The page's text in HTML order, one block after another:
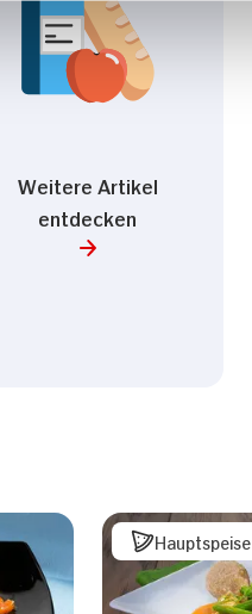
Weitere Artikel
entdecken
Hauptspeise